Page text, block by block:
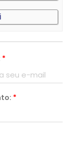
*
*